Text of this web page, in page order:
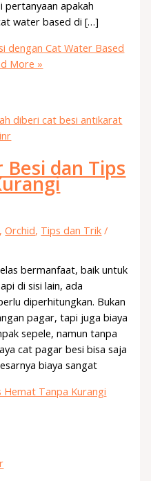
pertanyaan apakah
water based di […]
dengan Cat Water Based
More »
Besi dan Tips
,Orchid, Tips dan Trik /
bermanfaat, baik untuk
di sisi lain, ada
diperhitungkan. Bukan
pagar, tapi juga biaya
sepele, namun tanpa
cat pagar besi bisa saja
biaya sangat
Hemat Tanpa Kurangi